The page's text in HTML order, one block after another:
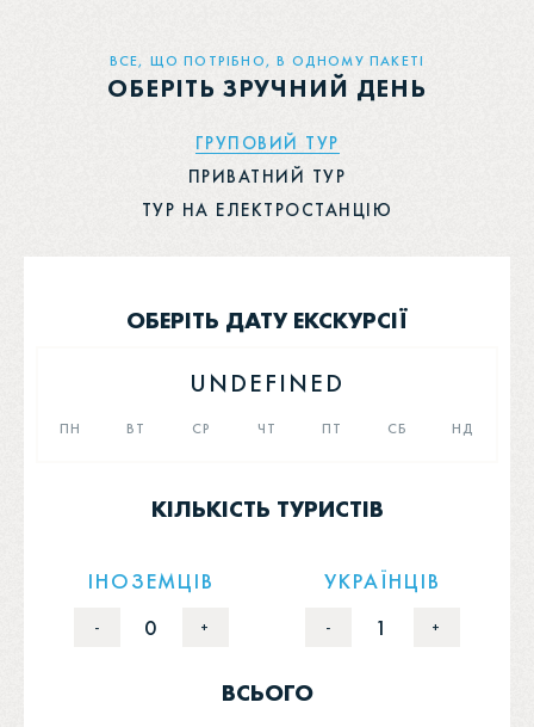
ВСЕ, ЩО ПОТРІБНО, В ОДНОМУ ПАКЕТІ
ОБЕРІТЬ ЗРУЧНИЙ ДЕНЬ
ГРУПОВИЙ ТУР
ПРИВАТНИЙ ТУР
ТУР НА ЕЛЕКТРОСТАНЦІЮ
ОБЕРІТЬ ДАТУ ЕКСКУРСІЇ
UNDEFINED
ПН ВТ СР ЧТ ПТ СБ НД
КІЛЬКІСТЬ ТУРИСТІВ
ІНОЗЕМЦІВ
- 0 +
УКРАЇНЦІВ
- 1 +
ВСЬОГО